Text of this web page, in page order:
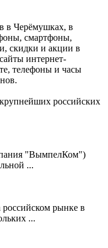
в Черёмушках, в
смартфоны,
скидки и акции в
интернет-
телефоны и часы
российских
"ВымпелКом")
...
российском рынке в
...